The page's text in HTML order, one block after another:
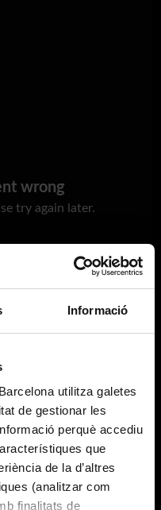
Informació
utilitza galetes
de gestionar les
perquè accediu
que
de la d’altres
(analitzar com
finalitats de
wrong
try again later.